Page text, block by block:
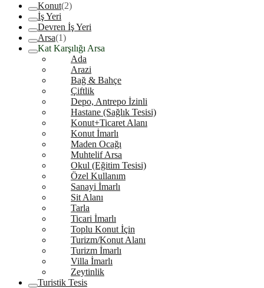
Konut(2)
İş Yeri
Devren İş Yeri
Arsa(1)
Kat Karşılığı Arsa
Ada
Arazi
Bağ & Bahçe
Çiftlik
Depo, Antrepo İzinli
Hastane (Sağlık Tesisi)
Konut+Ticaret Alanı
Konut İmarlı
Maden Ocağı
Muhtelif Arsa
Okul (Eğitim Tesisi)
Özel Kullanım
Sanayi İmarlı
Sit Alanı
Tarla
Ticari İmarlı
Toplu Konut İçin
Turizm/Konut Alanı
Turizm İmarlı
Villa İmarlı
Zeytinlik
Turistik Tesis